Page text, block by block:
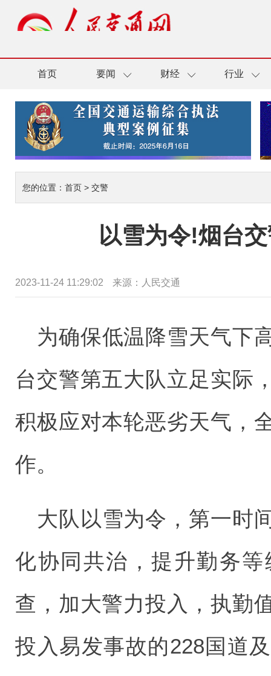
首页 要闻 财经 行业
您的位置： 首页 > 交警
以雪为令!烟台
2023-11-24 11:29:02 来源： 人民交通
为确保低温降雪天气下
台交警第五大队立足实际
积极应对本轮恶劣天气，
作。
大队以雪为令，第一时
化协同共治，提升勤务
查，加大警力投入，执勤
投入易发事故的228国道